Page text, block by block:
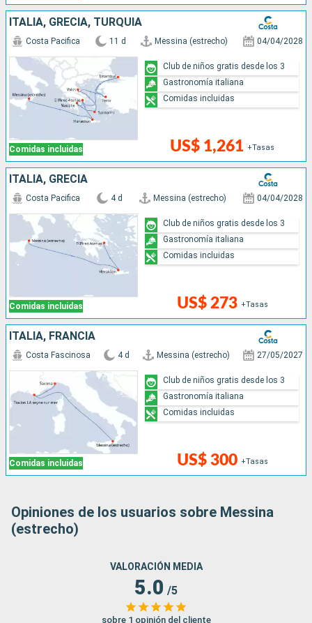
ITALIA, GRECIA, TURQUÍA
Comidas incluidas
Costa Pacifica 11 d Messina (estrecho) 04/04/2028
US$ 1,261 +Tasas
Club de niños gratis desde los 3
Gastronomía italiana
Comidas incluidas
ITALIA, GRECIA
Comidas incluidas
Costa Pacifica 4 d Messina (estrecho) 04/04/2028
US$ 273 +Tasas
Club de niños gratis desde los 3
Gastronomía italiana
Comidas incluidas
ITALIA, FRANCIA
Comidas incluidas
Costa Fascinosa 4 d Messina (estrecho) 27/05/2027
US$ 300 +Tasas
Club de niños gratis desde los 3
Gastronomía italiana
Comidas incluidas
Opiniones de los usuarios sobre Messina
(estrecho)
VALORACIÓN MEDIA
5.0 /5
sobre 1 opinión del cliente